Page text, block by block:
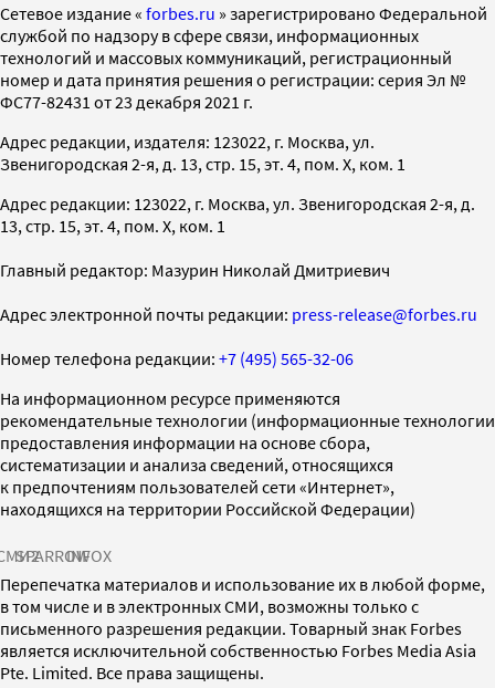
Cетевое издание « forbes.ru » зарегистрировано Федеральной
службой по надзору в сфере связи, информационных
технологий и массовых коммуникаций, регистрационный
номер и дата принятия решения о регистрации: серия Эл №
ФС77-82431 от 23 декабря 2021 г.
Адрес редакции, издателя: 123022, г. Москва, ул.
Звенигородская 2-я, д. 13, стр. 15, эт. 4, пом. X, ком. 1
Адрес редакции: 123022, г. Москва, ул. Звенигородская 2-я, д.
13, стр. 15, эт. 4, пом. X, ком. 1
Главный редактор: Мазурин Николай Дмитриевич
Адрес электронной почты редакции: press-release@forbes.ru
Номер телефона редакции: +7 (495) 565-32-06
На информационном ресурсе применяются
рекомендательные технологии (информационные технологии
предоставления информации на основе сбора,
систематизации и анализа сведений, относящихся
к предпочтениям пользователей сети «Интернет»,
находящихся на территории Российской Федерации)
SPARROWINFOX
Перепечатка материалов и использование их в любой форме,
в том числе и в электронных СМИ, возможны только с
письменного разрешения редакции. Товарный знак Forbes
является исключительной собственностью Forbes Media Asia
Pte. Limited. Все права защищены.